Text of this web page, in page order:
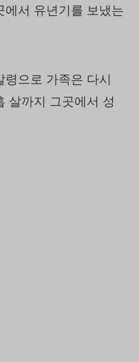
에서 유년기를 보냈는
으로 가족은 다시
살까지 그곳에서 성